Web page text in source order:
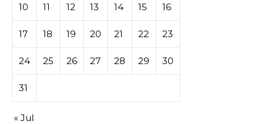
10 11 12 13 14 15 16
17 18 19 20 21 22 23
24 25 26 27 28 29 30
31
« Jul